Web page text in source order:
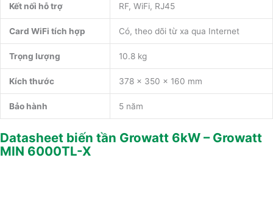
Kết nối hỗ trợ RF, WiFi, RJ45
Card WiFi tích hợp Có, theo dõi từ xa qua Internet
Trọng lượng 10.8 kg
Kích thước 378 × 350 × 160 mm
Bảo hành 5 năm
Datasheet biến tần Growatt 6kW – Growatt
MIN 6000TL-X